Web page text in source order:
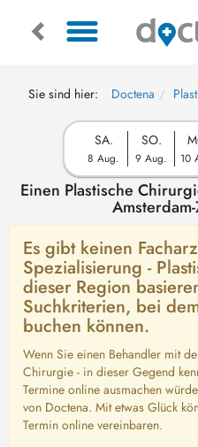
Sie sind hier: Doctena
SA.
8 Aug.
SO.
9 Aug. 10
Einen Plastische
Es gibt keinen
Spezialisierung -
dieser Region
Suchkriterien, bei
buchen können.
Wenn Sie einen Behandler mit
Chirurgie - in dieser Gegend
Termine online ausmachen
von Doctena. Mit etwas Glück
Termin online vereinbaren.